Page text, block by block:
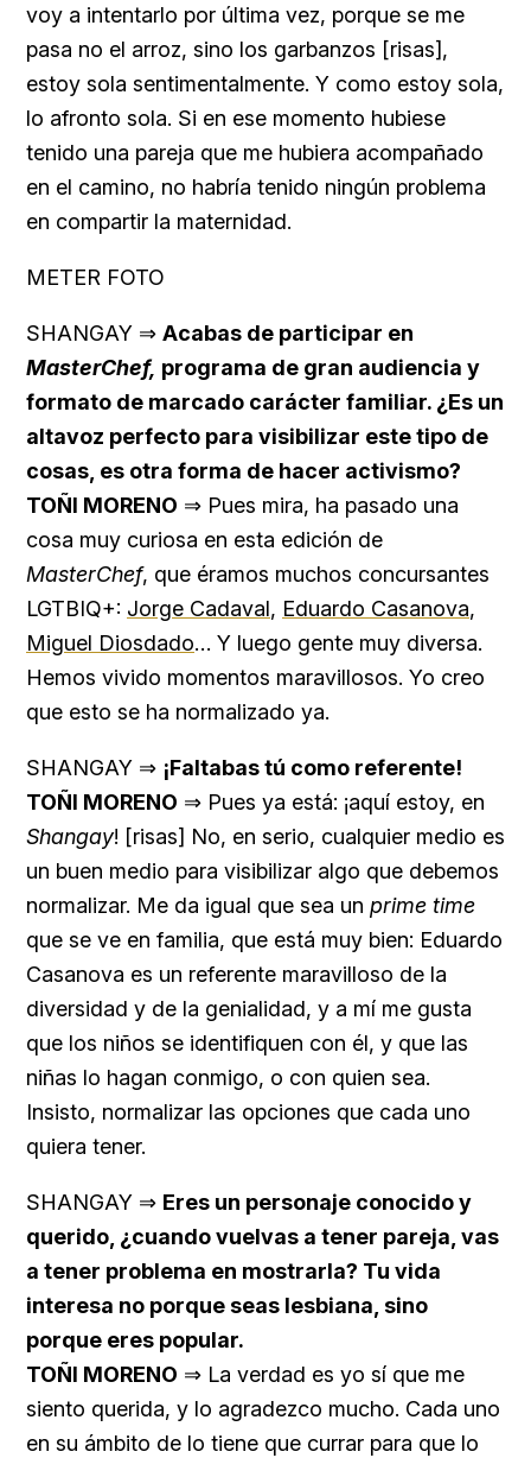
voy a intentarlo por última vez, porque se me
pasa no el arroz, sino los garbanzos [risas],
estoy sola sentimentalmente. Y como estoy sola,
lo afronto sola. Si en ese momento hubiese
tenido una pareja que me hubiera acompañado
en el camino, no habría tenido ningún problema
en compartir la maternidad.
METER FOTO
SHANGAY ⇒ Acabas de participar en
MasterChef, programa de gran audiencia y
formato de marcado carácter familiar. ¿Es un
altavoz perfecto para visibilizar este tipo de
cosas, es otra forma de hacer activismo?
TOÑI MORENO ⇒ Pues mira, ha pasado una
cosa muy curiosa en esta edición de
MasterChef, que éramos muchos concursantes
LGTBIQ+: Jorge Cadaval, Eduardo Casanova,
Miguel Diosdado… Y luego gente muy diversa.
Hemos vivido momentos maravillosos. Yo creo
que esto se ha normalizado ya.
SHANGAY ⇒ ¡Faltabas tú como referente!
TOÑI MORENO ⇒ Pues ya está: ¡aquí estoy, en
Shangay! [risas] No, en serio, cualquier medio es
un buen medio para visibilizar algo que debemos
normalizar. Me da igual que sea un prime time
que se ve en familia, que está muy bien: Eduardo
Casanova es un referente maravilloso de la
diversidad y de la genialidad, y a mí me gusta
que los niños se identifiquen con él, y que las
niñas lo hagan conmigo, o con quien sea.
Insisto, normalizar las opciones que cada uno
quiera tener.
SHANGAY ⇒ Eres un personaje conocido y
querido, ¿cuando vuelvas a tener pareja, vas
a tener problema en mostrarla? Tu vida
interesa no porque seas lesbiana, sino
porque eres popular.
TOÑI MORENO ⇒ La verdad es yo sí que me
siento querida, y lo agradezco mucho. Cada uno
en su ámbito de lo tiene que currar para que lo